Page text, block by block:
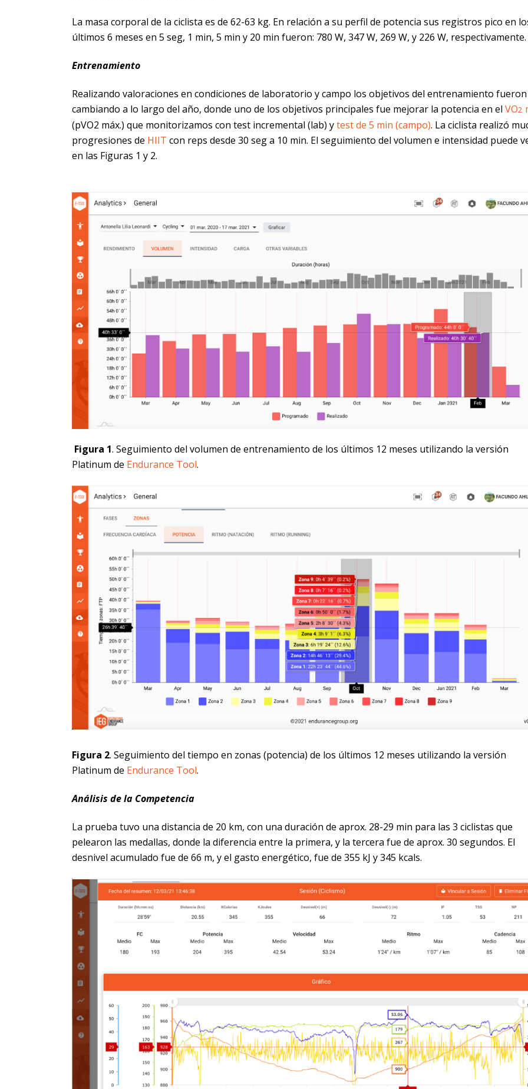
La masa corporal de la ciclista es de 62-63 kg. En relación a su perfil de potencia sus registros pico en
últimos 6 meses en 5 seg, 1 min, 5 min y 20 min fueron: 780 W, 347 W, 269 W, y 226 W, respectivamente.
Entrenamiento
Realizando valoraciones en condiciones de laboratorio y campo los objetivos del entrenamiento fueron
cambiando a lo largo del año, donde uno de los objetivos principales fue mejorar la potencia en el VO2
(pVO2 máx.) que monitorizamos con test incremental (lab) ytest de 5 min (campo). La ciclista realizó
progresiones de HIIT con reps desde 30 seg a 10 min. El seguimiento del volumen e intensidad puede
en las Figuras 1 y 2.
Figura 1. Seguimiento del volumen de entrenamiento de los últimos 12 meses utilizando la versión
Platinum de Endurance Tool.
Figura 2. Seguimiento del tiempo en zonas (potencia) de los últimos 12 meses utilizando la versión
Platinum de Endurance Tool.
Análisis de la Competencia
La prueba tuvo una distancia de 20 km, con una duración de aprox. 28-29 min para las 3 ciclistas que
pelearon las medallas, donde la diferencia entre la primera, y la tercera fue de aprox. 30 segundos. El
desnivel acumulado fue de 66 m, y el gasto energético, fue de 355 kJ y 345 kcals.